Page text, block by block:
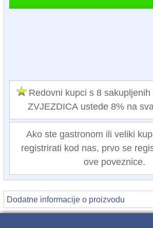
Redovni kupci s 8
ZVJEZDICA ustede 8% na
Ako ste gastronom ili veliki
registrirati kod nas, prvo se
ove poveznice.
Dodatne informacije o proizvodu